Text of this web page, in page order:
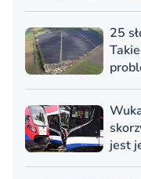
25
jest